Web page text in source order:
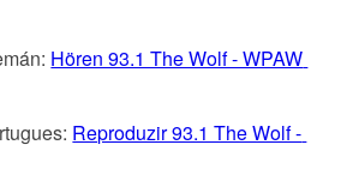
Hören 93.1 The Wolf - WPAW
Reproduzir 93.1 The Wolf -